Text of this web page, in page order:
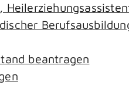
beantragen